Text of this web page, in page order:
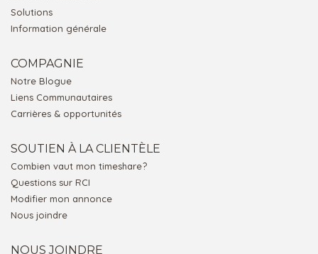
Solutions
Information générale
COMPAGNIE
Notre Blogue
Liens Communautaires
Carrières & opportunités
SOUTIEN À LA CLIENTÈLE
Combien vaut mon timeshare?
Questions sur RCI
Modifier mon annonce
Nous joindre
NOUS JOINDRE